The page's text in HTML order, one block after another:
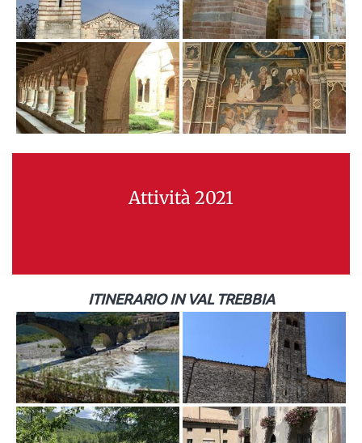
Attività 2021
ITINERARIO IN VAL TREBBIA